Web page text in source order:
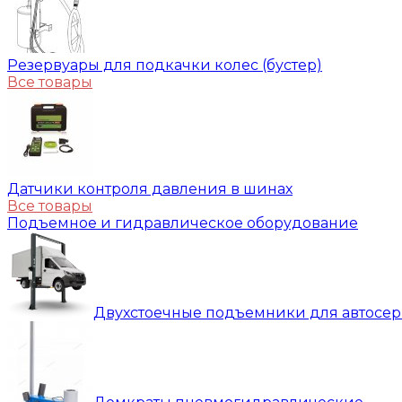
Резервуары для подкачки колес (бустер)
Все товары
Датчики контроля давления в шинах
Все товары
Подъемное и гидравлическое оборудование
Двухстоечные подъемники для